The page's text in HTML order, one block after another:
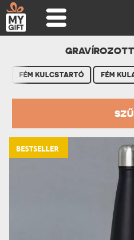
FÉM KULCSTARTÓ FÉM
BESTSELLER